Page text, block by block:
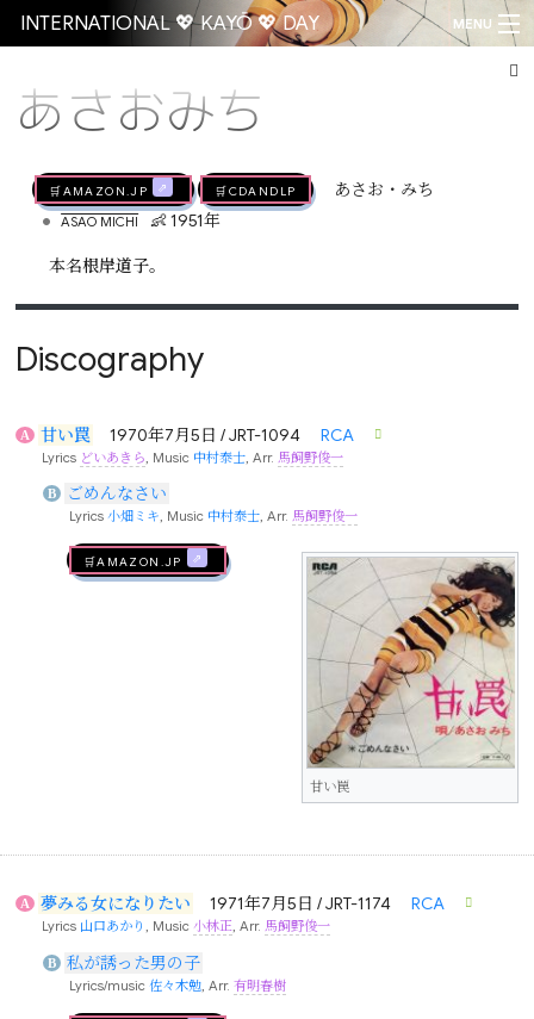
INTERNATIONAL 💖 KAYŌ 💖 DAY MENU
あさおみち
🛒AMAZON.jp 🛒CDandLP あさお・みち
• ASAO MICHI 👶 1951年
本名根岸道子。
Discography
A 甘い罠 1970年7月5日 / JRT-1094 RCA
Lyrics どいあきら , Music 中村泰士 , Arr. 馬飼野俊一
B ごめんなさい
Lyrics 小畑ミキ, Music 中村泰士, Arr. 馬飼野俊一
甘い罠
🛒AMAZON.jp
A 夢みる女になりたい 1971年7月5日 / JRT-1174 RCA
Lyrics 山口あかり, Music小林正, Arr.馬飼野俊一
B 私が誘った男の子
Lyrics/music 佐々木勉, Arr. 有明春樹